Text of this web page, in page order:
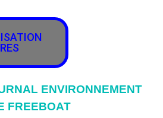
ENVIRONNEMENT
FREEBOAT